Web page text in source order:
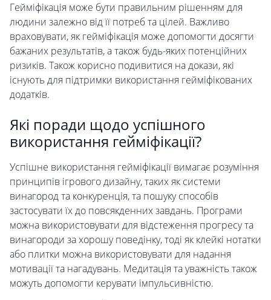
Гейміфікація може бути правильним рішенням для
людини залежно від її потреб та цілей. Важливо
враховувати, як гейміфікація може допомогти досягти
бажаних результатів, а також будь-яких потенційних
ризиків. Також корисно подивитися на докази, які
існують для підтримки використання гейміфікованих
додатків.
Які поради щодо успішного
використання гейміфікації?
Успішне використання гейміфікації вимагає розуміння
принципів ігрового дизайну, таких як системи
винагород та конкуренція, та пошуку способів
застосувати їх до повсякденних завдань. Програми
можна використовувати для відстеження прогресу та
винагороди за хорошу поведінку, тоді як клейкі нотатки
або плитки можна використовувати для надання
мотивації та нагадувань. Медитація та уважність також
можуть допомогти керувати імпульсивністю.